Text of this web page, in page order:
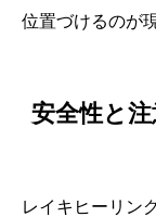
位置づけるのが
安全性と
レイキヒーリン